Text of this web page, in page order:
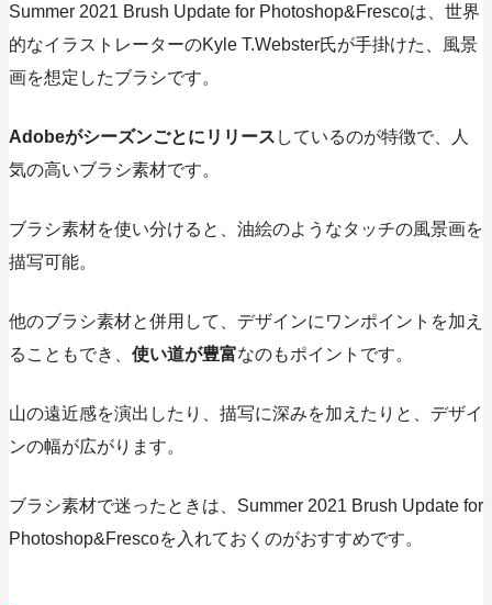
Summer 2021 Brush Update for Photoshop&Frescoは、世界
的なイラストレーターのKyle T.Webster氏が手掛けた、
風景
画を想定したブラシです。
Adobeがシーズンごとにリリース しているのが特徴で、人
気の高いブラシ素材です。
ブラシ素材を使い分けると、油絵のようなタッチの風景画を
描写可能。
他のブラシ素材と併用して、デザインにワンポイントを加え
ることもでき、 使い道が豊富なのもポイントです。
山の遠近感を演出したり、描写に深みを加えたりと、デザイ
ンの幅が広がります。
ブラシ素材で迷ったときは、Summer 2021 Brush Update for
Photoshop&Frescoを入れておくのがおすすめです。